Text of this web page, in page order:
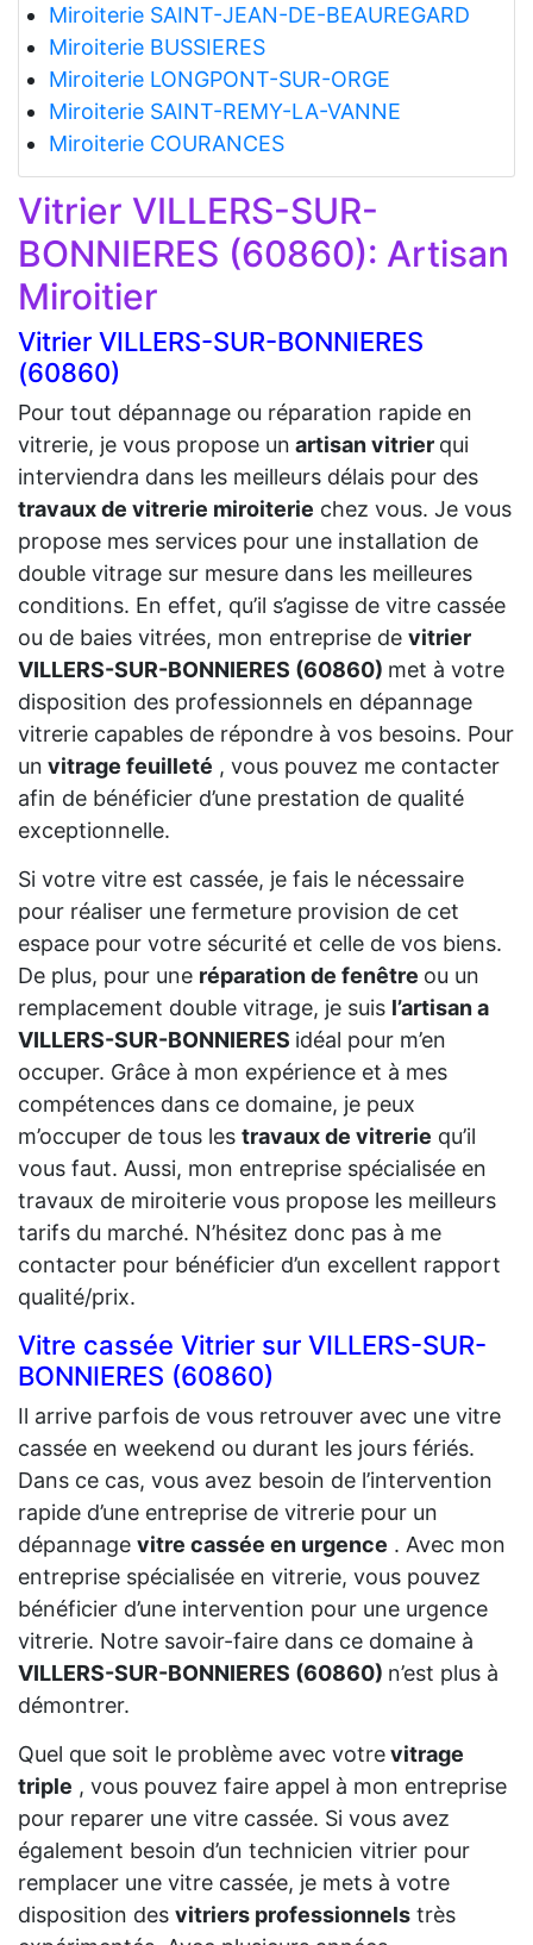
Miroiterie SAINT-JEAN-DE-BEAUREGARD
Miroiterie BUSSIERES
Miroiterie LONGPONT-SUR-ORGE
Miroiterie SAINT-REMY-LA-VANNE
Miroiterie COURANCES
Vitrier VILLERS-SUR-
BONNIERES (60860): Artisan
Miroitier
Vitrier VILLERS-SUR-BONNIERES
(60860)
Pour tout dépannage ou réparation rapide en
vitrerie, je vous propose un artisan vitrier qui
interviendra dans les meilleurs délais pour des
travaux de vitrerie miroiterie chez vous. Je vous
propose mes services pour une installation de
double vitrage sur mesure dans les meilleures
conditions. En effet, qu’il s’agisse de vitre cassée
ou de baies vitrées, mon entreprise de vitrier
VILLERS-SUR-BONNIERES (60860) met à votre
disposition des professionnels en dépannage
vitrerie capables de répondre à vos besoins. Pour
un vitrage feuilleté , vous pouvez me contacter
afin de bénéficier d’une prestation de qualité
exceptionnelle.
Si votre vitre est cassée, je fais le nécessaire
pour réaliser une fermeture provision de cet
espace pour votre sécurité et celle de vos biens.
De plus, pour une réparation de fenêtre ou un
remplacement double vitrage, je suis l’artisan a
VILLERS-SUR-BONNIERES idéal pour m’en
occuper. Grâce à mon expérience et à mes
compétences dans ce domaine, je peux
m’occuper de tous les travaux de vitrerie qu’il
vous faut. Aussi, mon entreprise spécialisée en
travaux de miroiterie vous propose les meilleurs
tarifs du marché. N’hésitez donc pas à me
contacter pour bénéficier d’un excellent rapport
qualité/prix.
Vitre cassée Vitrier sur VILLERS-SUR-
BONNIERES (60860)
Il arrive parfois de vous retrouver avec une vitre
cassée en weekend ou durant les jours fériés.
Dans ce cas, vous avez besoin de l’intervention
rapide d’une entreprise de vitrerie pour un
dépannage vitre cassée en urgence . Avec mon
entreprise spécialisée en vitrerie, vous pouvez
bénéficier d’une intervention pour une urgence
vitrerie. Notre savoir-faire dans ce domaine à
VILLERS-SUR-BONNIERES (60860) n’est plus à
démontrer.
Quel que soit le problème avec votrevitrage
triple , vous pouvez faire appel à mon entreprise
pour reparer une vitre cassée. Si vous avez
également besoin d’un technicien vitrier pour
remplacer une vitre cassée, je mets à votre
disposition des vitriers professionnels très